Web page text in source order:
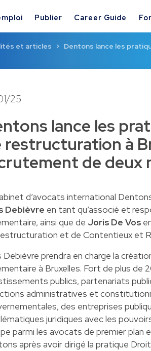
Publier Career Guide
et articles Dentons lance les
25
lance les
restructuration à
de deux
d’avocats international
Debièvre en tant qu’associé et
ainsi que de Joris De Vos
et de Contentieux et
Debièvre prendra en charge la
à Bruxelles. Fort de plus de
publics, partenariats
administratives et
des entreprises
juridiques avec les
parmi les avocats de premier plan
après avoir dirigé la pratique